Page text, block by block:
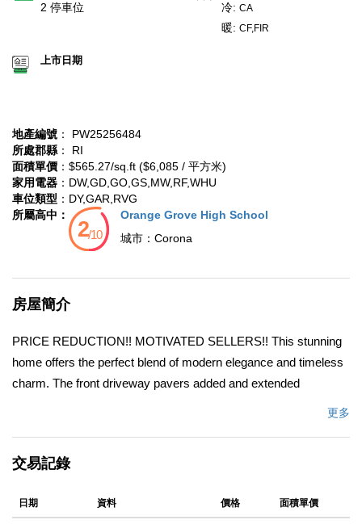
2 停車位 冷: CA
暖: CF,FIR
上市日期
地產編號 ： PW25256484
所處郡縣 ： RI
面積單價 ：$565.27/sq.ft ($6,085 / 平方米)
家用電器 ：DW,GD,GO,GS,MW,RF,WHU
車位類型 ：DY,GAR,RVG
所屬高中：
Orange Grove High School
城市： Corona
房屋簡介
PRICE REDUCTION!! MOTIVATED SELLERS!! This stunning
home offers the perfect blend of modern elegance and timeless
charm. The front driveway pavers added and extended
bedrooms, 2 bathrooms exquisitely with modern fixtures and
entertaining. Convenient located in a desirable neighborhood
更多
交易記錄
日期 資料 價格 面積單價